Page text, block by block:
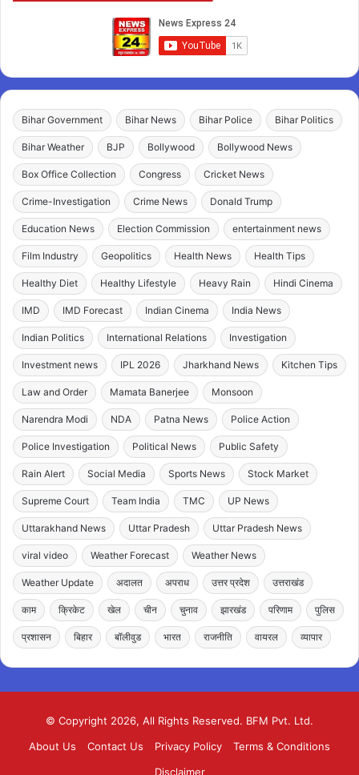
Bihar Government Bihar News Bihar Police Bihar Politics
Bihar Weather BJP Bollywood Bollywood News
Box Office Collection Congress Cricket News
Crime-Investigation Crime News Donald Trump
Education News Election Commission entertainment news
Film Industry Geopolitics Health News Health Tips
Healthy Diet Healthy Lifestyle Heavy Rain Hindi Cinema
IMD IMD Forecast Indian Cinema India News
Indian Politics International Relations Investigation
Investment news IPL 2026 Jharkhand News Kitchen Tips
Law and Order Mamata Banerjee Monsoon
Narendra Modi NDA Patna News Police Action
Police Investigation Political News Public Safety
Rain Alert Social Media Sports News Stock Market
Supreme Court Team India TMC UP News
Uttarakhand News Uttar Pradesh Uttar Pradesh News
viral video Weather Forecast Weather News
Weather Update अदालत अपराध उत्तर प्रदेश उत्तराखंड
काम क्रिकेट खेल चीन चुनाव झारखंड परिणाम पुलिस
प्रशासन बिहार बॉलीवुड भारत राजनीति वायरल व्यापार
© Copyright 2026, All Rights Reserved. BFM Pvt. Ltd.
About Us
Contact Us Privacy Policy
Terms & Conditions
Disclaimer